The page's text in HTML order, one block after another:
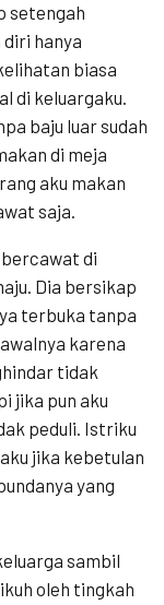
setengah
hanya
biasa
di keluargaku.
baju luar sudah
di meja
aku makan
saja.
di
Dia bersikap
terbuka tanpa
karena
tidak
jika pun aku
peduli. Istriku
jika kebetulan
yang
sambil
oleh tingkah